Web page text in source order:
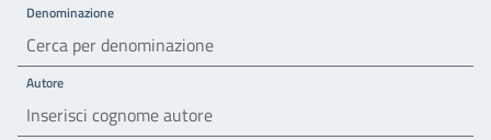
Denominazione
Autore